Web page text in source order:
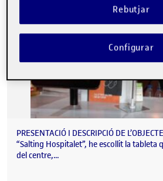
PRESENTACIÓ I DESCRIPCIÓ DE
“Salting Hospitalet”, he escollit la tableta
del centre,…
Rebutjar
Configurar